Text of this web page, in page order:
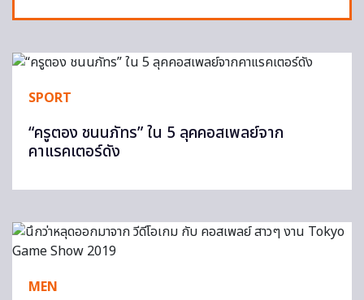
SPORT
“ครูตอง ชนนภัทร” ใน 5 ลุคคอสเพลย์จาก
คาแรคเตอร์ดัง
MEN